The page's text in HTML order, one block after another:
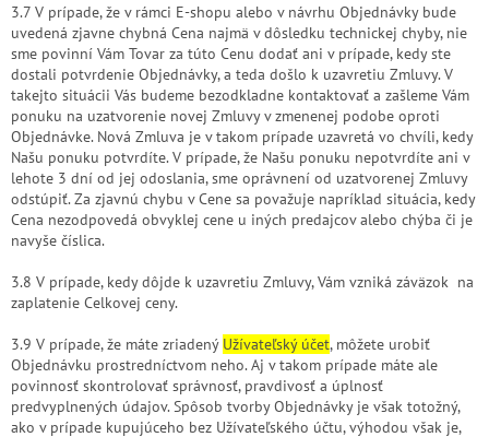
3.7 V prípade, že v rámci E-shopu alebo v návrhu Objednávky bude
uvedená zjavne chybná Cena najmä v dôsledku technickej chyby, nie
sme povinní Vám Tovar za túto Cenu dodať ani v prípade, kedy ste
dostali potvrdenie Objednávky, a teda došlo k uzavretiu Zmluvy. V
takejto situácii Vás budeme bezodkladne kontaktovať a zašleme Vám
ponuku na uzatvorenie novej Zmluvy v zmenenej podobe oproti
Objednávke. Nová Zmluva je v takom prípade uzavretá vo chvíli, kedy
Našu ponuku potvrdíte. V prípade, že Našu ponuku nepotvrdíte ani v
lehote 3 dní od jej odoslania, sme oprávnení od uzatvorenej Zmluvy
odstúpiť. Za zjavnú chybu v Cene sa považuje napríklad situácia, kedy
Cena nezodpovedá obvyklej cene u iných predajcov alebo chýba či je
navyše číslica.
3.8 V prípade, kedy dôjde k uzavretiu Zmluvy, Vám vzniká záväzok na
zaplatenie Celkovej ceny.
3.9 V prípade, že máte zriadený Užívateľský účet, môžete urobiť
Objednávku prostredníctvom neho. Aj v takom prípade máte ale
povinnosť skontrolovať správnosť, pravdivosť a úplnosť
predvyplnených údajov. Spôsob tvorby Objednávky je však totožný,
ako v prípade kupujúceho bez Užívateľského účtu, výhodou však je,